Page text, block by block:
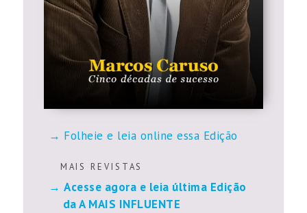
Folheie e leia online essa Edição
M A I S R E V I S T A S
Acesse agora e leia última Edição
da A MAIS INFLUENTE